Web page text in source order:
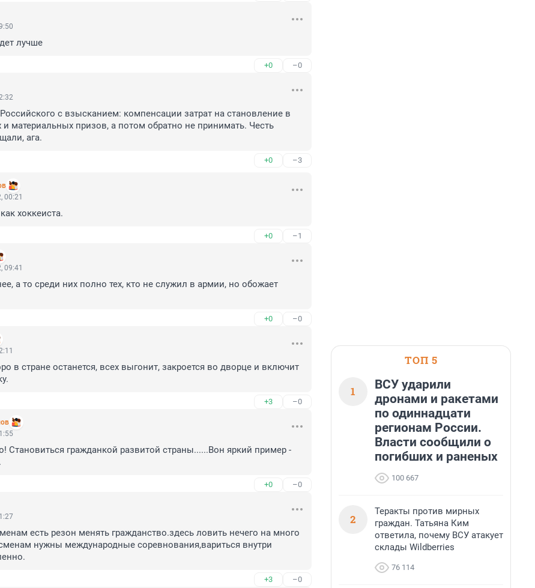
лучше
+0 –0
с взысканием: компенсации затрат на становление в
и материальных призов, а потом обратно не принимать. Честь
ага.
+0 –3
00:21
хоккеиста.
+0 –1
09:41
а то среди них полно тех, кто не служил в армии, но обожает
+0 –0
в стране останется, всех выгонит, закроется во дворце и включит
+3 –0
Становиться гражданкой развитой страны......Вон яркий пример -
+0 –0
есть резон менять гражданство.здесь ловить нечего на много
нужны международные соревнования,вариться внутри
+3 –0
ТОП 5
1
ВСУ ударили
дронами и ракетами
по одиннадцати
регионам России.
Власти сообщили о
погибших и раненых
100 667
2
Теракты против мирных
граждан. Татьяна Ким
ответила, почему ВСУ атакует
склады Wildberries
76 114